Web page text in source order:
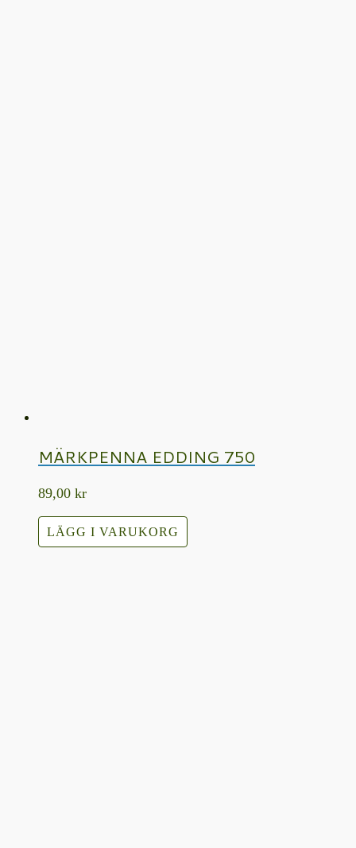
MÄRKPENNA EDDING 750
89,00 kr
LÄGG I VARUKORG